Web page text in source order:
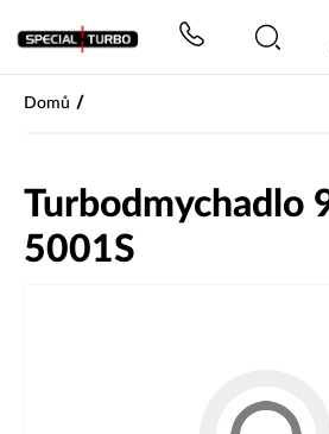
Domů /
Turbodmychadlo
5001S